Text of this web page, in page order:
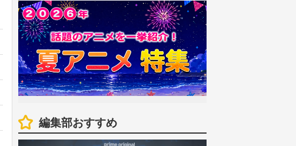
編集部おすすめ